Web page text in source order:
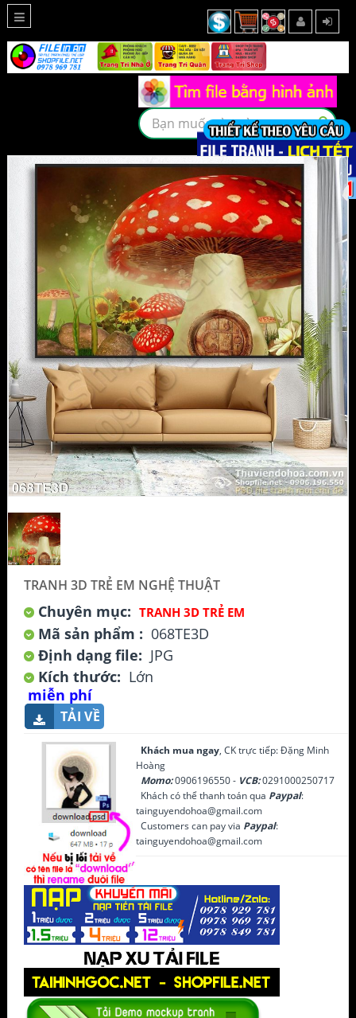
TRANH 3D TRẺ EM NGHỆ THUẬT
Chuyên mục: TRANH 3D TRẺ EM
Mã sản phẩm : 068TE3D
Định dạng file: JPG
Kích thước: Lớn
miễn phí
TẢI VỀ
Khách mua ngay, CK trực tiếp: Đặng Minh
Hoàng
Momo:0906196550 - VCB:0291000250717
Khách có thể thanh toán qua Paypal:
tainguyendohoa@gmail.com
Customers can pay via Paypal:
tainguyendohoa@gmail.com